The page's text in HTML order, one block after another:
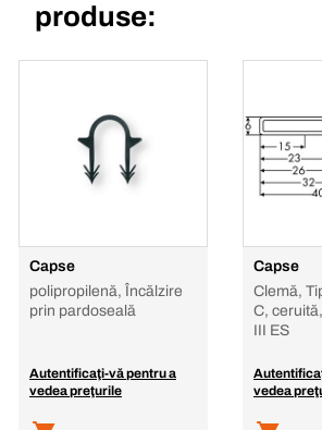
produse:
Capse
polipropilenă, Încălzire
prin pardoseală
Autentificaţi-vă pentru a
vedea preţurile
Capse
Clemă,
C,
III ES
vedea